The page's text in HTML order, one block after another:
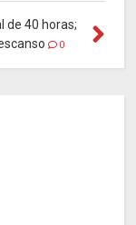
de 40 horas;
0